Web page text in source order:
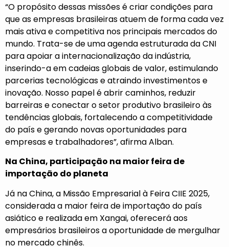
“O propósito dessas missões é criar condições para
que as empresas brasileiras atuem de forma cada vez
mais ativa e competitiva nos principais mercados do
mundo. Trata-se de uma agenda estruturada da CNI
para apoiar a internacionalização da indústria,
inserindo-a em cadeias globais de valor, estimulando
parcerias tecnológicas e atraindo investimentos e
inovação. Nosso papel é abrir caminhos, reduzir
barreiras e conectar o setor produtivo brasileiro às
tendências globais, fortalecendo a competitividade
do país e gerando novas oportunidades para
empresas e trabalhadores”, afirma Alban.
Na China, participação na maior feira de
importação do planeta
Já na China, a Missão Empresarial à Feira CIIE 2025,
considerada a maior feira de importação do país
asiático e realizada em Xangai, oferecerá aos
empresários brasileiros a oportunidade de mergulhar
no mercado chinês.